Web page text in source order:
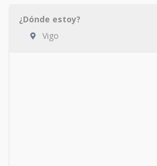
¿Dónde estoy?
Vigo